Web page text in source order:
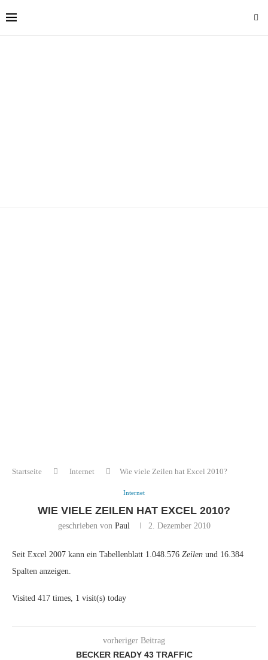
Startseite Internet Wie viele Zeilen hat Excel 2010?
Internet
WIE VIELE ZEILEN HAT EXCEL 2010?
geschrieben von Paul 2. Dezember 2010
Seit Excel 2007 kann ein Tabellenblatt 1.048.576 Zeilen und 16.384
Spalten anzeigen.
Visited 417 times, 1 visit(s) today
vorheriger Beitrag
BECKER READY 43 TRAFFIC